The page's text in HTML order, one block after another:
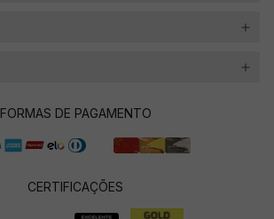
FORMAS DE PAGAMENTO
CERTIFICAÇÕES